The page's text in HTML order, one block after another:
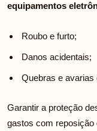
equipamentos
Roubo e furto;
Danos acidentais;
Quebras e avarias
Garantir a proteção
gastos com reposição